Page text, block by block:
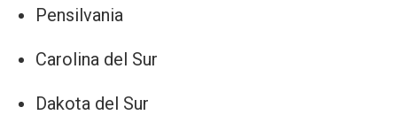
Pensilvania
Carolina del Sur
Dakota del Sur